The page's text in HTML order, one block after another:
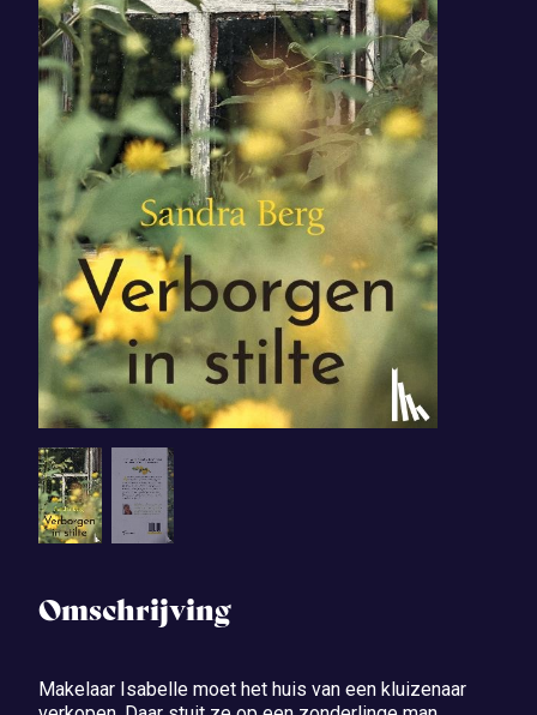
Omschrijving
Makelaar Isabelle moet het huis van een kluizenaar